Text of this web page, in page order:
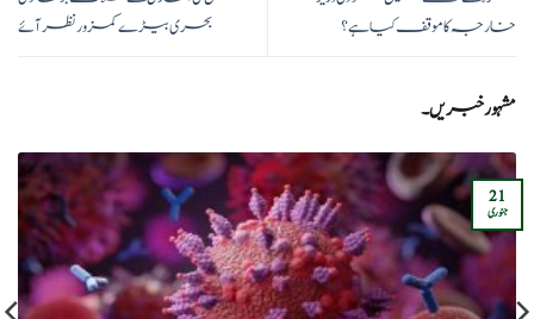
خارجہ کا موقف کیا ہے؟
بحری بیڑے کمزور نظر آئے
مشہور خبریں۔
21
جنوری